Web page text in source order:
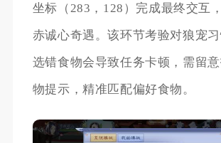
坐标（283，128）完成最终交互
赤诚心奇遇。该环节考验对狼宠习
选错食物会导致任务卡顿，需留
物提示，精准匹配偏好食物。